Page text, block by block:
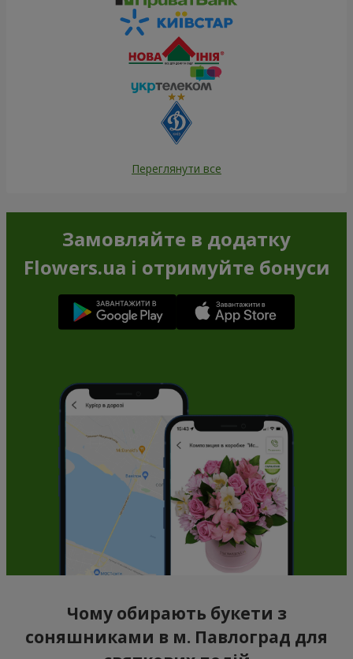
Переглянути все
Замовляйте в додатку
Flowers.ua і отримуйте бонуси
Чому обирають букети з
соняшниками в м. Павлоград для